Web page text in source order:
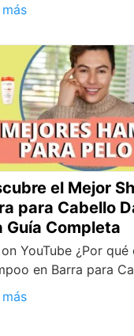
el Mejor
para Cabello
Guía Completa
YouTube ¿Por qué
en Barra para